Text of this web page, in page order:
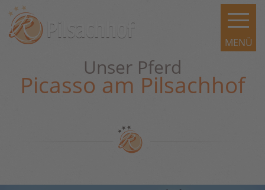
Unser Pferd
Picasso am Pilsachhof